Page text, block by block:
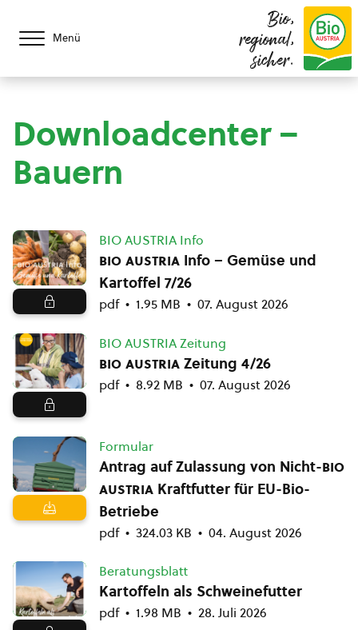
Menü
Bio,
regional,
sicher.
Downloadcenter –
Bauern
BIO AUSTRIA Info
bio austria Info – Gemüse und
Kartoffel 7/26
pdf 1.95 MB 07. August 2026
BIO AUSTRIA Zeitung
bio austria Zeitung 4/26
pdf 8.92 MB 07. August 2026
Formular
Antrag auf Zulassung von Nicht-bio
austria Kraftfutter für EU-Bio-
Betriebe
pdf 324.03 KB 04. August 2026
Beratungsblatt
Kartoffeln als Schweinefutter
pdf 1.98 MB 28. Juli 2026